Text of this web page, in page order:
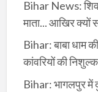
Bihar News: शिव
माता... आखिर क्यों
Bihar: बाबा धाम
कांवरियों की
Bihar: भागलपुर में